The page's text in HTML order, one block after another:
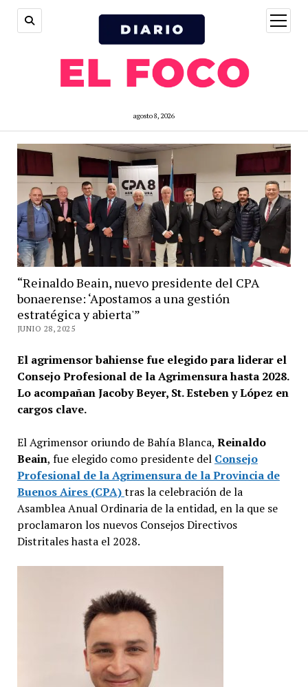
agosto 8, 2026
open
menu
“Reinaldo Beain, nuevo presidente del CPA
bonaerense: ‘Apostamos a una gestión
estratégica y abierta'”
JUNIO 28, 2025
El agrimensor bahiense fue elegido para liderar el
Consejo Profesional de la Agrimensura hasta 2028.
Lo acompañan Jacoby Beyer, St. Esteben y López en
cargos clave.
El Agrimensor oriundo de Bahía Blanca, Reinaldo
Beain, fue elegido como presidente del Consejo
Profesional de la Agrimensura de la Provincia de
Buenos Aires (CPA)tras la celebración de la
Asamblea Anual Ordinaria de la entidad, en la que se
proclamaron los nuevos Consejos Directivos
Distritales hasta el 2028.